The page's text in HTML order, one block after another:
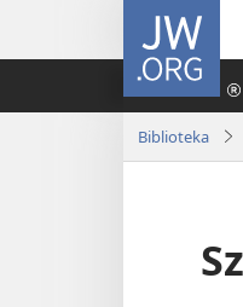
JW.ORG
Biblioteka